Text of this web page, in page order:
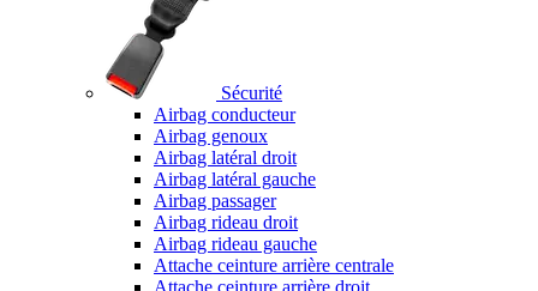
Sécurité
Airbag conducteur
Airbag genoux
Airbag latéral droit
Airbag latéral gauche
Airbag passager
Airbag rideau droit
Airbag rideau gauche
Attache ceinture arrière centrale
Attache ceinture arrière droit